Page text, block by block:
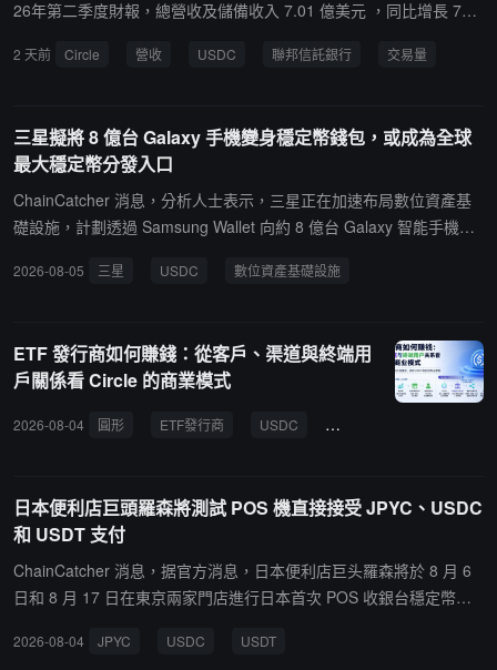
26年第二季度財報，總營收及儲備收入 7.01 億美元 ，同比增長 7%
，同比增加 5.3 億美元 （主要受去年同期IPO股權激勵影響）。USD
（OCC）批准成立 Circle National Trust 聯邦信託銀行，成為首批持
有聯邦銀行牌照的穩定幣發行商之一。Arc公鏈將於 9 月 16 日 上線
主網，BlackRock 、DTCC 、Visa 、Mastercard 、Standard Charte
red 等十餘家機構將作為創始第三方驗證節點。BlackRock 計劃在 Ar
支付網絡（CPN）過去30天年化交易量達 147 億美元 ，季增 76%
2 天前 Circle 營收 USDC 聯邦信託銀行 交易量
三星擬將 8 億台 Galaxy 手機變身穩定幣錢包，或成為全球
最大穩定幣分發入口
ChainCatcher 消息，分析人士表示，三星正在加速布局數位資產基
礎設施，計劃透過 Samsung Wallet 向約 8 億台 Galaxy 智能手機提
悉，三星在 Galaxy Unpacked 2026 活動中宣布，將在未來設備中整
資銀行 Areta 亞太區負責人 Joseph Goh 表示，穩定幣大規模普及的
核心瓶頸並非流動性，而是用戶觸達能力，"分發渠道才是稀缺資
產，而三星擁有大量用戶入口。"他認為，此舉可能推動三星成為 US
coin、Ethereum 等資產，並連接 Ledger 硬體錢包。此外，三星正
在強化數位資產基礎設施布局。三星 SDS CEO 李俊熙此前表示，公
司投資韓國最大加密交易所 Upbit 營運商 Dunamu，是進入數位資產
基礎設施領域的重要戰略布局，包括穩定幣和 AI 支付。今年 5 月，
三星證券、三星 SDS 和三星 Card 三家子公司同意以約 4.08 億美元
Wallet 負責提供用戶分發入口，而 Dunamu 等基礎設施布局則負責
2026-08-05 三星 USDC 數位資產基礎設施
ETF 發行商如何賺錢：從客戶、渠道與終端用
戶關係看 Circle 的商業模式
2026-08-04 圓形 ETF發行商 USDC 商業模式
日本便利店巨頭羅森將測試 POS 機直接接受 JPYC、USDC
和 USDT 支付
ChainCatcher 消息，据官方消息，日本便利店巨头羅森將於 8 月 6
日和 8 月 17 日在東京兩家門店進行日本首次 POS 收銀台穩定幣支
ashPort Wallet 和 MetaMask 錢包完成支付，由 Canal Payment Ser
2026-08-04 JPYC USDC USDT